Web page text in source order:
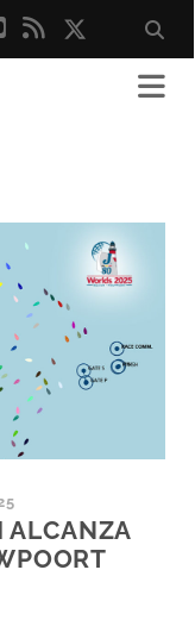
youtube
rss
ALCANZA